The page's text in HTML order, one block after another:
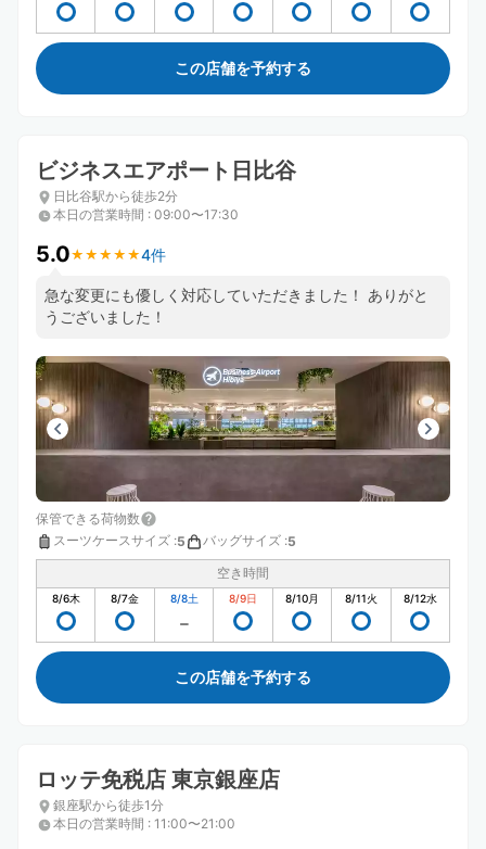
この店舗を予約する
ビジネスエアポート日比谷
日比谷駅から徒歩2分
本日の営業時間 : 09:00〜17:30
5.0★ ★ ★ ★ ★
★ ★ ★ ★ ★4件
急な変更にも優しく対応していただきました！ ありがと
うございました！
保管できる荷物数
スーツケースサイズ :5 バッグサイズ :5
空き時間
8/6木 8/7金 8/8土 8/9日 8/10月 8/11火 8/12水
この店舗を予約する
ロッテ免税店 東京銀座店
銀座駅から徒歩1分
本日の営業時間 : 11:00〜21:00